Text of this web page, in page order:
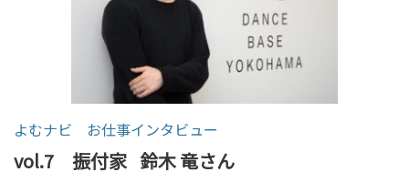
よむナビ お仕事インタビュー
vol.7 振付家 鈴木 竜さん